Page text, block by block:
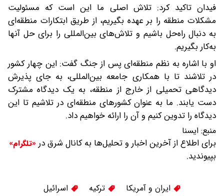
فیدان تاکید کرد: تلاش اصلی ما این است که مسئولیت
مشکلات منطقه را بر عهده بگیریم، از طریق ابتکارات منطقه‌ای
به دنبال راه‌حل باشیم و تلاش‌های بین‌المللی را برای حل آنها
به‌کار بگیریم.
او با اشاره به نظم منطقه‌ای پس از جنگ گفت: این چهار کشور
در تلاشند تا با همکاری جامعه بین‌المللی، به جای پذیرش
دیدگاهی تحمیلی از خارج از منطقه، به یک دیدگاه مشترک
دست یابند. ما به عنوان کشورهای منطقه‌ای در تلاشیم تا این
دیدگاه را تدوین کنیم و آن را ارائه خواهیم داد.
منبع: ايسنا
برای اطلاع از آخرین اخبار و تحلیل‌ها به کانال شرق در «تلگرام»
بپیوندید.
ایران و آمریکا ترکیه اسرائیل